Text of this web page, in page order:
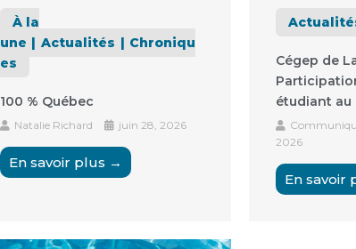
À la
une
Actualités
Chroniqu
es
100 % Québec
Natalie Richard juin 28, 2026
En savoir plus →
Cégep de
étudiant au
2026
En savoir